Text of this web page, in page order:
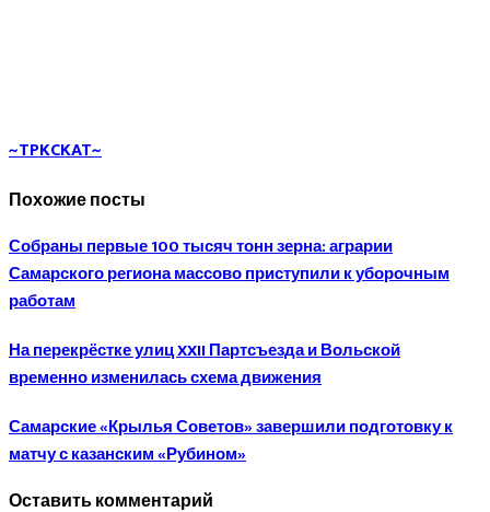
~TPKCKAT~
Похожие посты
Собраны первые 100 тысяч тонн зерна: аграрии
Самарского региона массово приступили к уборочным
работам
На перекрёстке улиц XXII Партсъезда и Вольской
временно изменилась схема движения
Самарские «Крылья Советов» завершили подготовку к
матчу с казанским «Рубином»
Оставить комментарий